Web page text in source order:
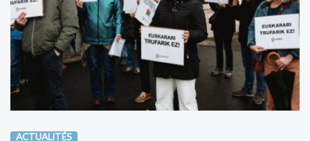
ACTUALITÉS